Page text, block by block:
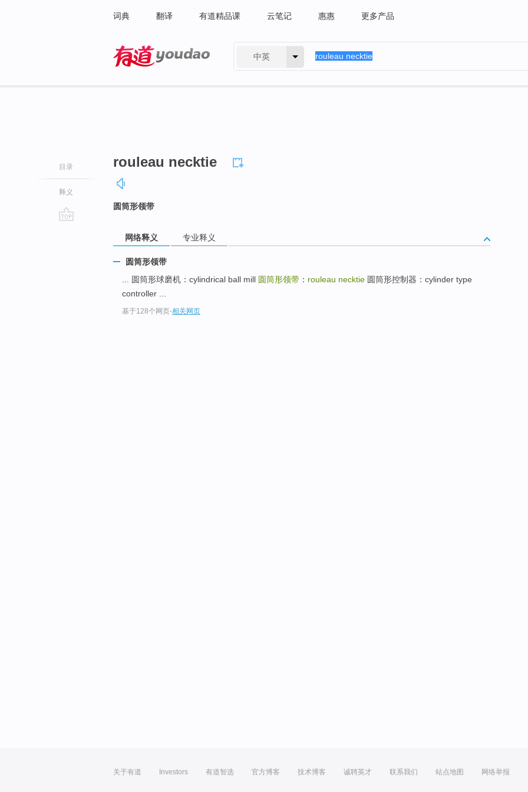
词典 翻译 有道精品课 云笔记 惠惠 更多产品
中英
目录
释义
rouleau necktie
圆筒形领带
网络释义 专业释义
圆筒形领带
... 圆筒形球磨机：cylindrical ball mill 圆筒形领带 ： rouleau necktie 圆筒形控制器：cylinder type
controller ...
基于128个网页-相关网页
关于有道 Investors 有道智选 官方博客 技术博客 诚聘英才 联系我们 站点地图 网络举报